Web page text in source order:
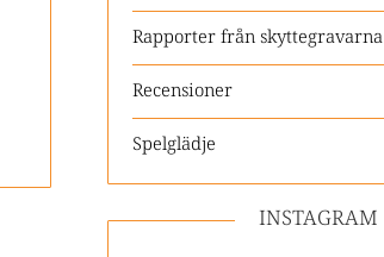
Rapporter från skyttegravarna
Recensioner
Spelglädje
INSTAGRAM